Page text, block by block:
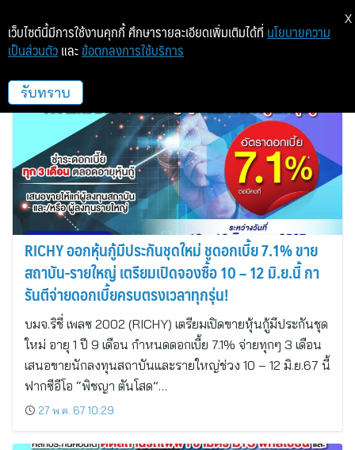
RICHY
RICHY ออกหุ้นกู้มีประกันชุดใหม่ ชูดอกเบี้ย 7.1% ขาย
สถาบัน-รายใหญ่ เตรียมเปิดจองซื้อ 10 – 12 มิ.ย.นี้ กา
รันตีจ่ายดอกเบี้ยครบตรงเวลาทุกรุ่น!
บมจ.ริชี่ เพลซ 2002 (RICHY) เตรียมเปิดขายหุ้นกู้มีประกันชุด
ใหม่ อายุ 1 ปี 9 เดือน กำหนดดอกเบี้ย 7.1% จ่ายทุกๆ 3 เดือน
เสนอขายนักลงทุนสถาบันและรายใหญ่ช่วง 10 – 12 มิ.ย.67 นี้
ฟากซีอีโอ “พิชญา ตันโสด”…
27 พ.ค. 67 10:29
เว็บไซต์นี้มีการใช้งานคุกกี้ ศึกษารายละเอียดเพิ่มเติมได้ที่ นโยบายความ
เป็นส่วนตัว และ ข้อตกลงการใช้บริการ
รับทราบ
X